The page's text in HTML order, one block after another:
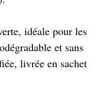
idéale pour les
et sans
livrée en sachet